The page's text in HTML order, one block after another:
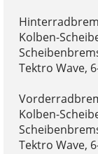
Kolben-
Tektro Wave,
Kolben-
Tektro Wave,